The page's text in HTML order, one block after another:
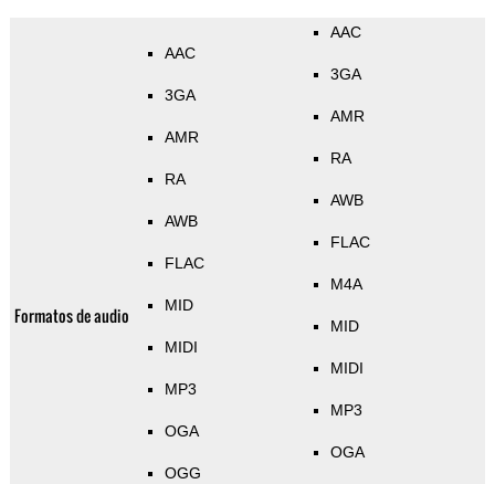
Formatos de audio
AAC
3GA
AMR
RA
AWB
FLAC
MID
MIDI
MP3
OGA
OGG
AAC
3GA
AMR
RA
AWB
FLAC
M4A
MID
MIDI
MP3
OGA